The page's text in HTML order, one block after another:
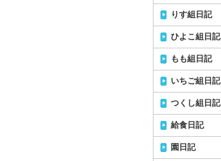
りす組日記
ひよこ組日記
もも組日記
いちご組日記
つくし組日記
給食日記
園日記